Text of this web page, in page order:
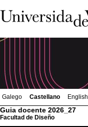
Galego Castellano English
Guia docente 2026_27
Facultad de Diseño